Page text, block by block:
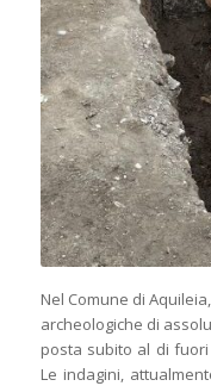
Nel Comune di
archeologiche di
posta subito al di
Le indagini,